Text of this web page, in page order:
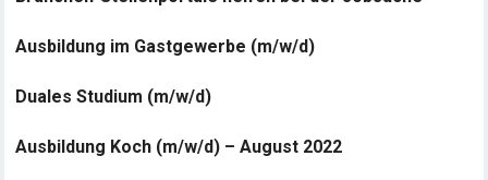
Ausbildung im Gastgewerbe (m/w/d)
Duales Studium (m/w/d)
Ausbildung Koch (m/w/d) – August 2022